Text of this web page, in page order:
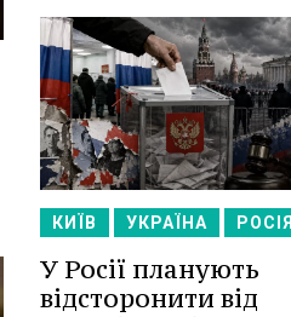
КИЇВ УКРАЇНА РОСІЯ
У Росії планують
відсторонити від